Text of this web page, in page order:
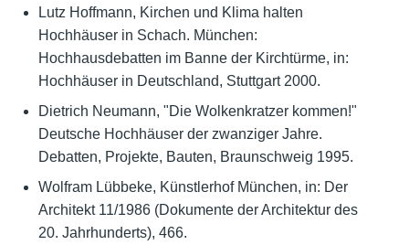
Lutz Hoffmann, Kirchen und Klima halten
Hochhäuser in Schach. München:
Hochhausdebatten im Banne der Kirchtürme, in:
Hochhäuser in Deutschland, Stuttgart 2000.
Dietrich Neumann, "Die Wolkenkratzer kommen!"
Deutsche Hochhäuser der zwanziger Jahre.
Debatten, Projekte, Bauten, Braunschweig 1995.
Wolfram Lübbeke, Künstlerhof München, in: Der
Architekt 11/1986 (Dokumente der Architektur des
20. Jahrhunderts), 466.